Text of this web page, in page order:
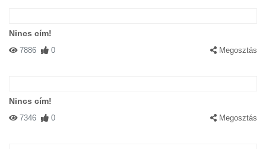
Nincs cím!
7886 0 Megosztás
Nincs cím!
7346 0 Megosztás